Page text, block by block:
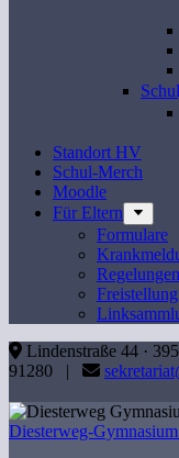
Standort HV
Schul-Merch
Moodle
Für Eltern
Formulare
Regelungen
Freistellung
Lindenstraße 44 ·
91280 |
Diesterweg-